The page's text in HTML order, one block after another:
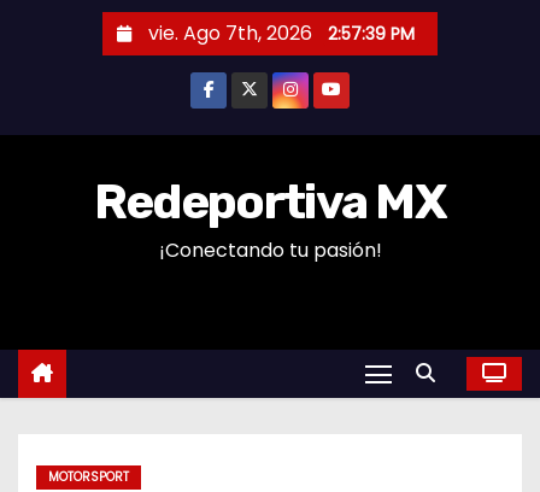
n
vie. Ago 7th, 2026 2:57:40 PM
Redeportiva MX
¡Conectando tu pasión!
MOTORSPORT